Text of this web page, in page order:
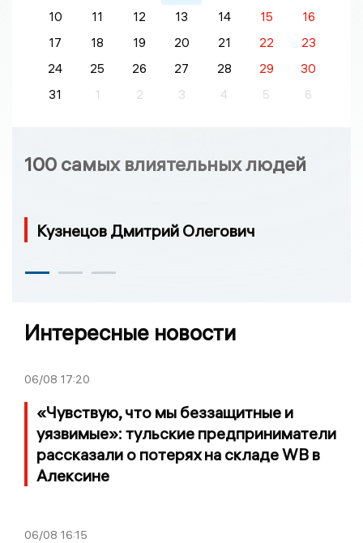
10
11 12 13 14 15
16
17
18 19 20 21 22
23
24
25 26 27 28 29
30
31
1 2 3 4 5 6
100 самых влиятельных людей
Кузнецов Дмитрий Олегович
Интересные новости
06/08 17:20
«Чувствую, что мы беззащитные и
уязвимые»: тульские предприниматели
рассказали о потерях на складе WB в
Алексине
06/08 16:15